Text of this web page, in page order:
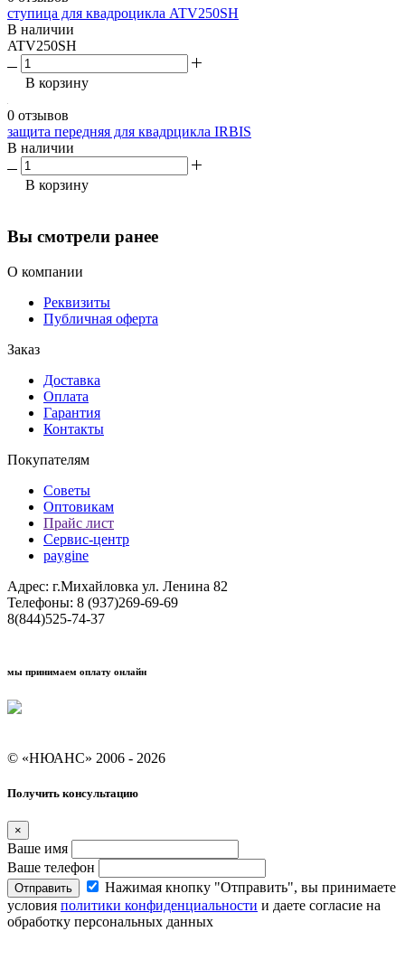
ступица для квадроцикла ATV250SH
В наличии
ATV250SH
В корзину
0 отзывов
защита передняя для квадрцикла IRBIS
В наличии
В корзину
Вы смотрели ранее
О компании
Реквизиты
Публичная оферта
Заказ
Доставка
Оплата
Гарантия
Контакты
Покупателям
Советы
Оптовикам
Прайс лист
Сервис-центр
paygine
Адрес: г.Михайловка ул. Ленина 82
Телефоны: 8 (937)269-69-69
8(844)525-74-37
мы принимаем оплату онлайн
© «НЮАНС» 2006 - 2026
Получить консультацию
×
Ваше имя
Ваше телефон
Отправить
Нажимая кнопку "Отправить", вы принимаете
условия политики конфиденциальности и даете согласие на
обработку персональных данных